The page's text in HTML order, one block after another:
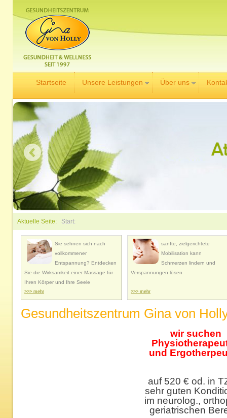
Startseite Unsere Leistungen Über uns
Aktuelle Seite: Start:
Sie sehnen sich nach
vollkommener
Entspannung? Entdecken
Sie die Wirksamkeit einer Massage für
Ihren Körper und Ihre Seele
>>> mehr
sanfte, zielgerichtete
Mobilisation kann
Schmerzen lindern und
Verspannungen lösen
>>> mehr
Gesundheitszentrum Gina von
wir suchen
und
auf 520 € od. in
sehr guten
im neurolog.,
geriatrischen